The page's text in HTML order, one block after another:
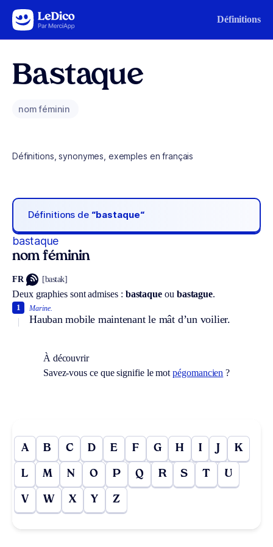
Aller au contenu Définitions
Bastaque
nom féminin
Définitions, synonymes, exemples en français
Définitions de “bastaque“
bastaque
nom féminin
FR [bastak]
Deux graphies sont admises : bastaque ou bastague.
Marine.
Hauban mobile maintenant le mât d’un voilier.
1
À découvrir
Savez-vous ce que signifie le motpégomancien ?
A B C D E F G H I J K
L M N O P Q R S T U
V W X Y Z